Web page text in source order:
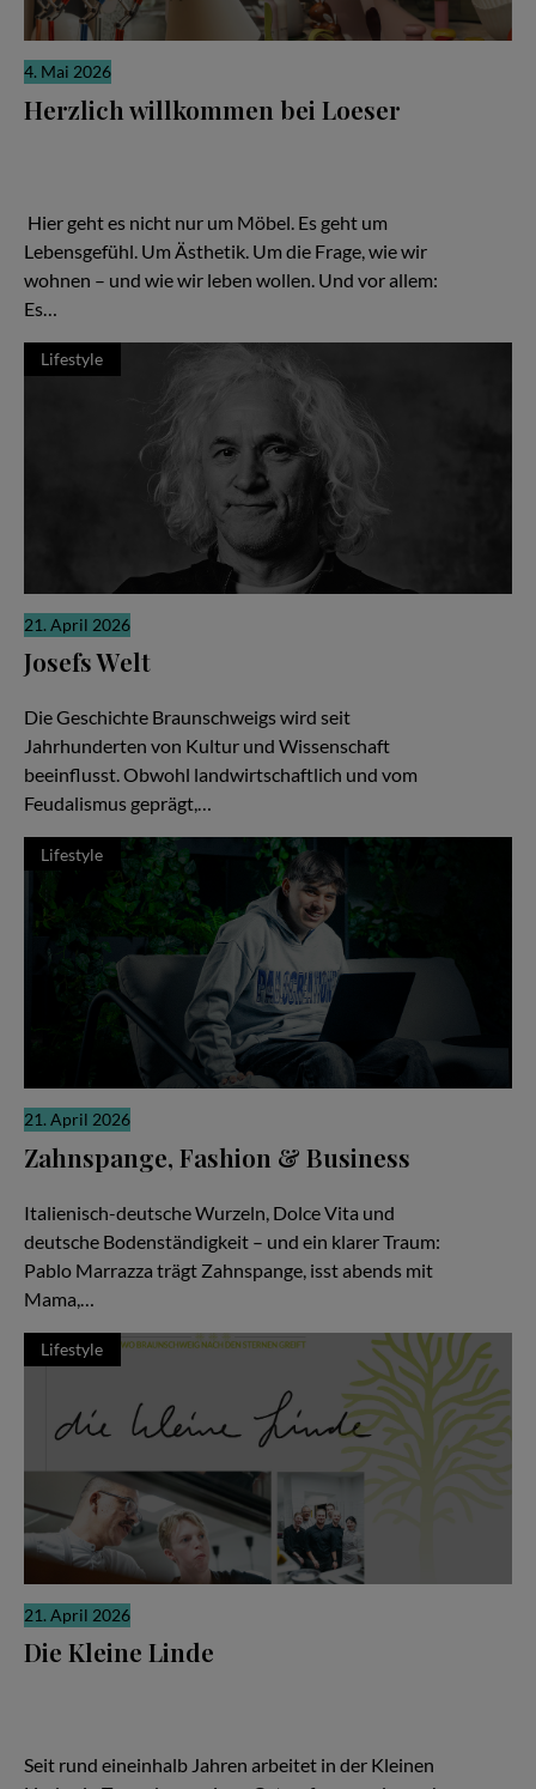
4. Mai 2026
Herzlich willkommen bei Loeser
Hier geht es nicht nur um Möbel. Es geht um
Lebensgefühl. Um Ästhetik. Um die Frage, wie wir
wohnen – und wie wir leben wollen. Und vor allem:
Es…
Lifestyle
21. April 2026
Josefs Welt
Die Geschichte Braunschweigs wird seit
Jahrhunderten von Kultur und Wissenschaft
beeinflusst. Obwohl landwirtschaftlich und vom
Feudalismus geprägt,…
Lifestyle
21. April 2026
Zahnspange, Fashion & Business
Italienisch-deutsche Wurzeln, Dolce Vita und
deutsche Bodenständigkeit – und ein klarer Traum:
Pablo Marrazza trägt Zahnspange, isst abends mit
Mama,…
Lifestyle
21. April 2026
Die Kleine Linde
Seit rund eineinhalb Jahren arbeitet in der Kleinen